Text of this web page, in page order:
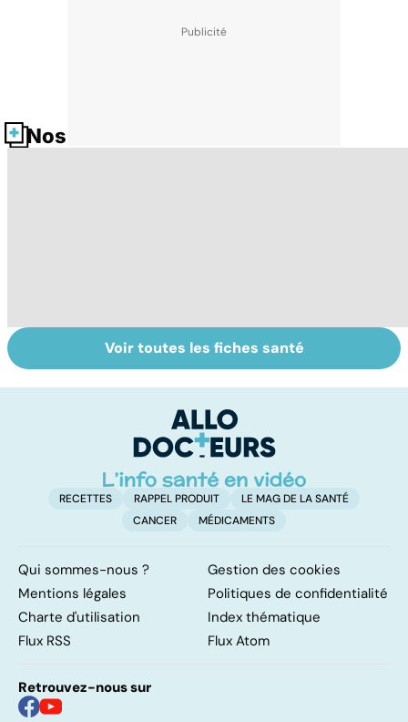
Nos fiches santé
Épilepsie :
quelles origines,
Les Français
accros aux
Voir toutes les fiches santé
RECETTES RAPPEL PRODUIT
LE MAG DE LA SANTÉ
CANCER
MÉDICAMENTS
Qui sommes-nous ?
Gestion des cookies
Mentions légales
Politiques de confidentialité
Charte d'utilisation
Index thématique
Flux RSS
Flux Atom
Retrouvez-nous sur